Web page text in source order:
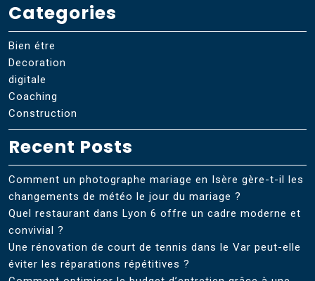
Categories
Bien étre
Decoration
digitale
Coaching
Construction
Recent Posts
Comment un photographe mariage en Isère gère-t-il les
changements de météo le jour du mariage ?
Quel restaurant dans Lyon 6 offre un cadre moderne et
convivial ?
Une rénovation de court de tennis dans le Var peut-elle
éviter les réparations répétitives ?